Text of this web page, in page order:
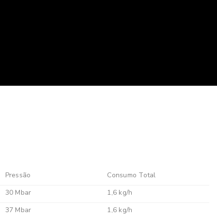
Pressão
Consumo Total
30 Mbar
1,6 kg/h
37 Mbar 1,6 kg/h